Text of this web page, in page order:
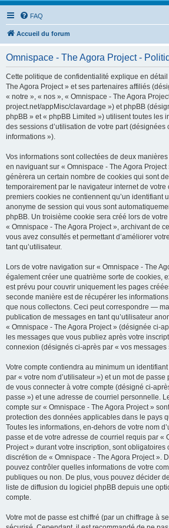
FAQ
Accueil du forum
Omnispace - The Agora Project -
Cette politique de confidentialité explique en
The Agora Project » et ses partenaires affiliés
« notre », « nos », « Omnispace - The Agora
project.net/appMisc/clavardage ») et phpBB
phpBB » et « phpBB Limited ») utilisent toutes les
des sessions d’utilisation de votre part (désignées
informations »).
Vos informations sont collectées de deux
en naviguant sur « Omnispace - The Agora
génèrera un certain nombre de cookies qui sont
temporairement par le navigateur internet de votre
premiers cookies ne contiennent qu’un identifiant
anonyme de session qui vous sont
phpBB. Un troisième cookie sera créé lors de
« Omnispace - The Agora Project », archivant de
vous avez consultés et permettant d’améliorer
tant qu’utilisateur.
Lors de votre navigation sur « Omnispace - The
également créer une quatrième sorte de cookies,
est prévu pour couvrir uniquement les pages
seconde manière est de récupérer les
que nous collectons. Ceci peut correspondre —
publication de messages en tant qu’utilisateur
« Omnispace - The Agora Project » (désignée ci-
les messages que vous publiez après votre
connexion (désignés ci-après par « vos messages
Votre compte contiendra au minimum un
par « votre nom d’utilisateur ») et un mot de
de vous connecter à votre compte (désigné ci-
passe ») et une adresse de courriel personnelle.
compte sur « Omnispace - The Agora Project »
protection des données applicables dans le pays
Toutes les informations, en-dehors de votre nom
passe et de votre adresse de courriel requis par «
Project » durant votre inscription, sont obligatoires
discrétion de « Omnispace - The Agora Project ».
pouvez contrôler quelles informations de votre
publiques ou non. De plus, vous pouvez décider
liste de diffusion du logiciel phpBB depuis une
compte.
Votre mot de passe est chiffré (par un chiffrage à